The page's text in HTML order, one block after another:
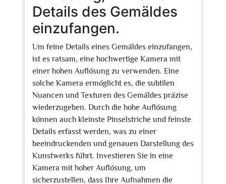
Details des Gemäldes
einzufangen.
Um feine Details eines Gemäldes einzufangen,
ist es ratsam, eine hochwertige Kamera mit
einer hohen Auflösung zu verwenden. Eine
solche Kamera ermöglicht es, die subtilen
Nuancen und Texturen des Gemäldes präzise
wiederzugeben. Durch die hohe Auflösung
können auch kleinste Pinselstriche und feinste
Details erfasst werden, was zu einer
beeindruckenden und genauen Darstellung des
Kunstwerks führt. Investieren Sie in eine
Kamera mit hoher Auflösung, um
sicherzustellen, dass Ihre Aufnahmen die